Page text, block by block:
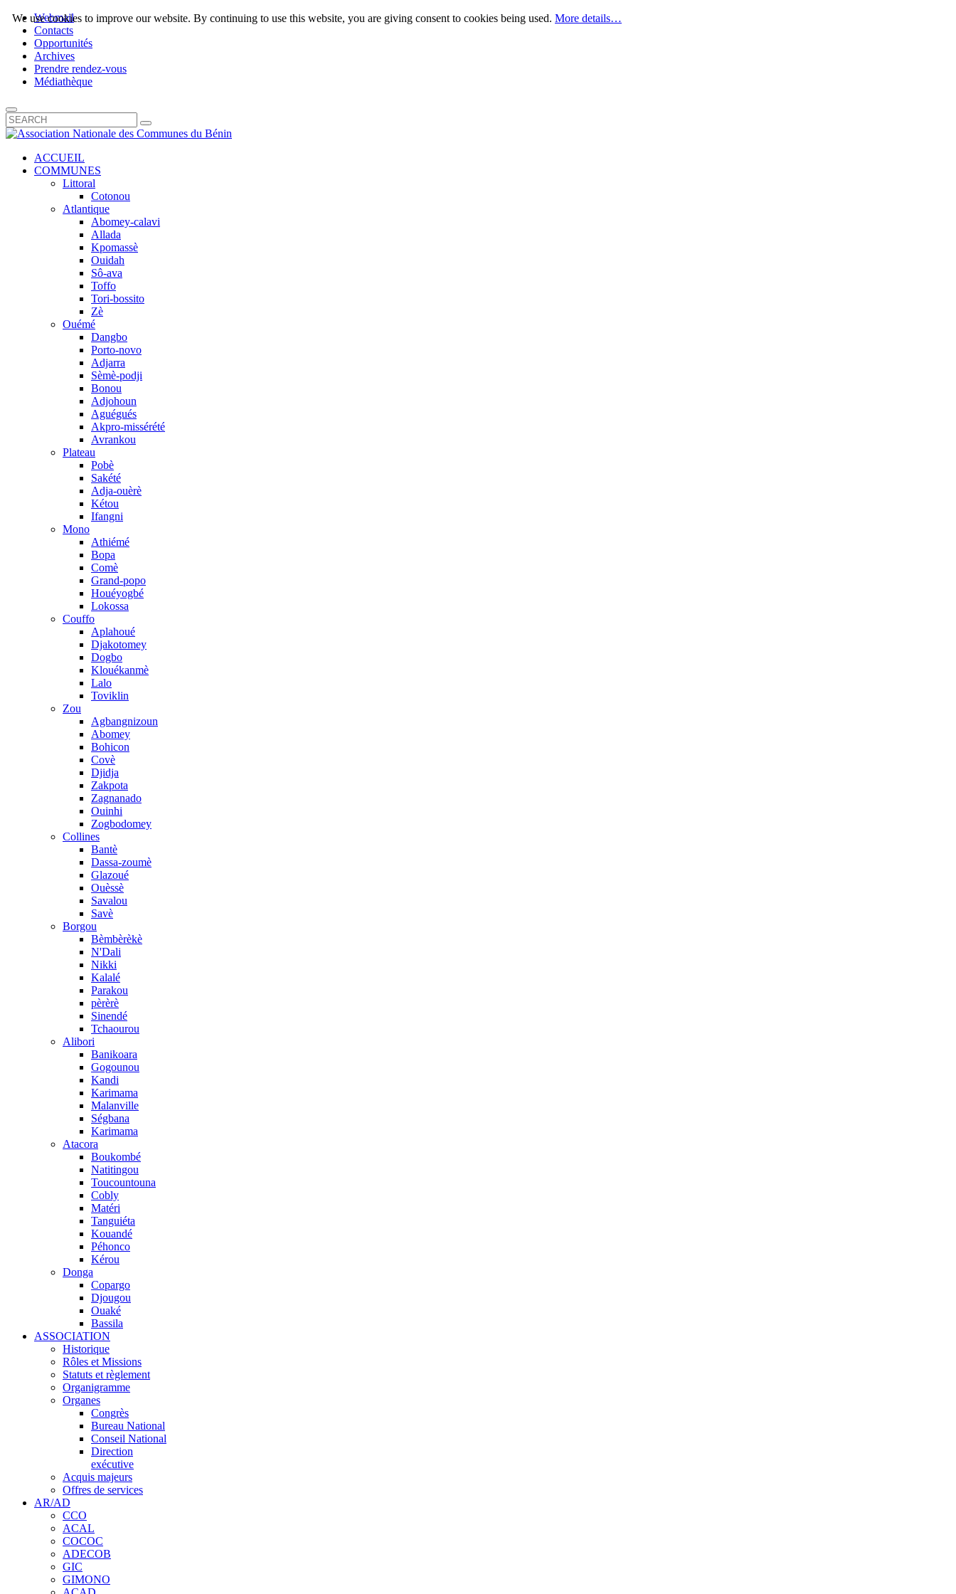
Webmail
Contacts
Opportunités
Archives
Prendre rendez-vous
Médiathèque
ACCUEIL
COMMUNES
Littoral
Cotonou
Atlantique
Abomey-calavi
Allada
Kpomassè
Ouidah
Sô-ava
Toffo
Tori-bossito
Zè
Ouémé
Dangbo
Porto-novo
Adjarra
Sèmè-podji
Bonou
Adjohoun
Aguégués
Akpro-missérété
Avrankou
Plateau
Pobè
Sakété
Adja-ouèrè
Kétou
Ifangni
Mono
Athiémé
Bopa
Comè
Grand-popo
Houéyogbé
Lokossa
Couffo
Aplahoué
Djakotomey
Dogbo
Klouékanmè
Lalo
Toviklin
Zou
Agbangnizoun
Abomey
Bohicon
Covè
Djidja
Zakpota
Zagnanado
Ouinhi
Zogbodomey
Collines
Bantè
Dassa-zoumè
Glazoué
Ouèssè
Savalou
Savè
Borgou
Bèmbèrèkè
N'Dali
Nikki
Kalalé
Parakou
pèrèrè
Sinendé
Tchaourou
Alibori
Banikoara
Gogounou
Kandi
Karimama
Malanville
Ségbana
Karimama
Atacora
Boukombé
Natitingou
Toucountouna
Cobly
Matéri
Tanguiéta
Kouandé
Péhonco
Kérou
Donga
Copargo
Djougou
Ouaké
Bassila
ASSOCIATION
Historique
Rôles et Missions
Statuts et règlement
Organigramme
Organes
Congrès
Bureau National
Conseil National
Direction
exécutive
Acquis majeurs
Offres de services
AR/AD
CCO
ACAL
COCOC
ADECOB
GIC
GIMONO
We use cookies to improve our website. By continuing to use this website, you are giving consent to cookies being used. More details…